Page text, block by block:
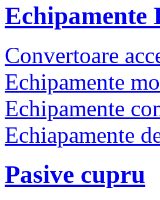
Echipamente
Convertoare
Echipamente
Echipamente
Echiapamente
Pasive cupru